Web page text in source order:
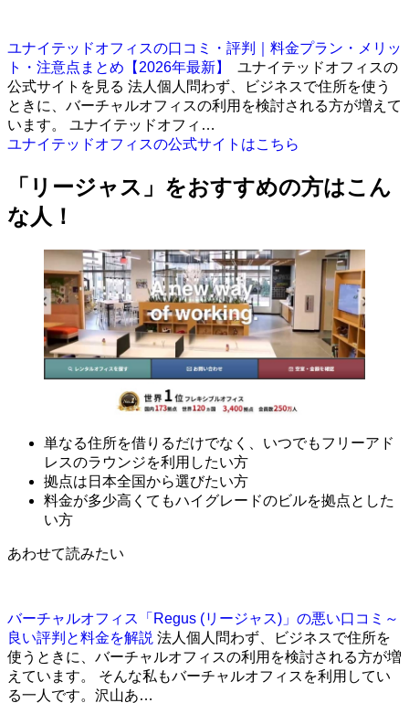
ユナイテッドオフィスの口コミ・評判｜料金プラン・メリッ
ト・注意点まとめ【2026年最新】
ユナイテッドオフィスの
公式サイトを見る 法人個人問わず、ビジネスで住所を使う
ときに、バーチャルオフィスの利用を検討される方が増えて
います。 ユナイテッドオフィ…
ユナイテッドオフィスの公式サイトはこちら
「リージャス」をおすすめの方はこん
な人！
単なる住所を借りるだけでなく、いつでもフリーアド
レスのラウンジを利用したい方
拠点は日本全国から選びたい方
料金が多少高くてもハイグレードのビルを拠点とした
い方
あわせて読みたい
バーチャルオフィス「Regus (リージャス)」の悪い口コミ～
良い評判と料金を解説 法人個人問わず、ビジネスで住所を
使うときに、バーチャルオフィスの利用を検討される方が増
えています。 そんな私もバーチャルオフィスを利用してい
る一人です。沢山あ…